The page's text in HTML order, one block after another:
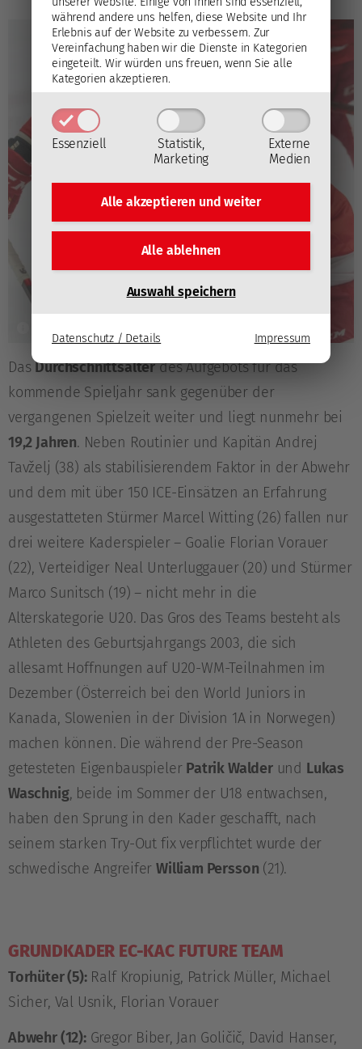
während andere uns helfen, diese Website und Ihr
Erlebnis auf der Website zu verbessern. Zur
Vereinfachung haben wir die Dienste in Kategorien
eingeteilt. Wir würden uns freuen, wenn Sie alle
Kategorien akzeptieren.
Essenziell
Statistik,
Marketing
Externe
Medien
Alle akzeptieren undweiter
Alle ablehnen
Auswahl speichern
Datenschutz / Details Impressum
DasDurchschnittsalterdes Aufgebots für das
kommende Spieljahr sank gegenüber der
vergangenen Spielzeit weiter und liegt nunmehr bei
19,2 Jahren. Neben Routinier und Kapitän Andrej
Tavželj (38) als stabilisierendem Faktor in der Abwehr
und dem mit über 150 ICE-Einsätzen an Erfahrung
ausgestatteten Stürmer Marcel Witting (26) fallen nur
drei weitere Kaderspieler – Goalie Florian Vorauer
(22), Verteidiger Neal Unterluggauer (20) und Stürmer
Marco Sunitsch (19) – nicht mehr in die
Alterskategorie U20. Das Gros des Teams besteht als
Athleten des Geburtsjahrgangs 2003, die sich
allesamt Hoffnungen auf U20-WM-Teilnahmen im
Dezember (Österreich bei den World Juniors in
Kanada, Slowenien in der Division 1A in Norwegen)
machen können. Die während der Pre-Season
getesteten Eigenbauspieler Patrik Walderund Lukas
Waschnig, beide im Sommer der U18 entwachsen,
haben den Sprung in den Kader geschafft, nach
seinem starken Try-Out fix verpflichtet wurde der
schwedische AngreiferWilliam Persson (21).
GRUNDKADER EC-KAC FUTURE TEAM
Torhüter (5):Ralf Kropiunig, Patrick Müller, Michael
Sicher, Val Usnik, Florian Vorauer
Abwehr (12):Gregor Biber, Jan Goličič, David Hanser,